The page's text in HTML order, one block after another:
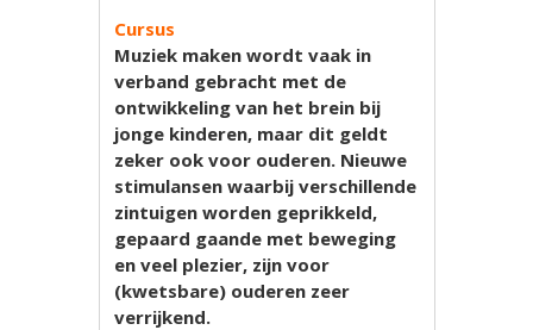
Cursus
Muziek maken wordt vaak in
verband gebracht met de
ontwikkeling van het brein bij
jonge kinderen, maar dit geldt
zeker ook voor ouderen. Nieuwe
stimulansen waarbij verschillende
zintuigen worden geprikkeld,
gepaard gaande met beweging
en veel plezier, zijn voor
(kwetsbare) ouderen zeer
verrijkend.